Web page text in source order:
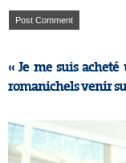
« Je me suis acheté
romanichels venir